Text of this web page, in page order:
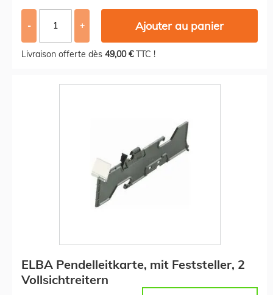
- + Ajouter au panier
Livraison offerte dès 49,00 €TTC !
ELBA Pendelleitkarte, mit Feststeller, 2
Vollsichtreitern